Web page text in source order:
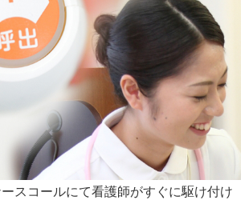
スコールにて看護師がすぐに駆け付け